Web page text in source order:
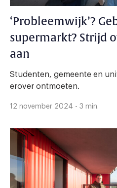
‘Probleemwijk’?
supermarkt? Strijd
aan
Studenten, gemeente en
erover ontmoeten.
12 november 2024 - 3 min.